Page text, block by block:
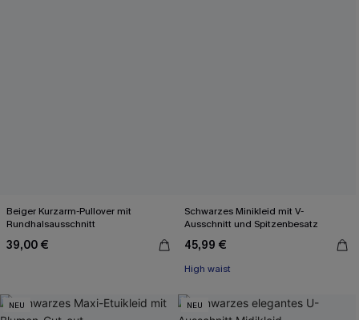
Beiger Kurzarm-Pullover mit
Rundhalsausschnitt
39,00 €
Schwarzes Minikleid mit V-
Ausschnitt und Spitzenbesatz
45,99 €
High waist
NEU NEU